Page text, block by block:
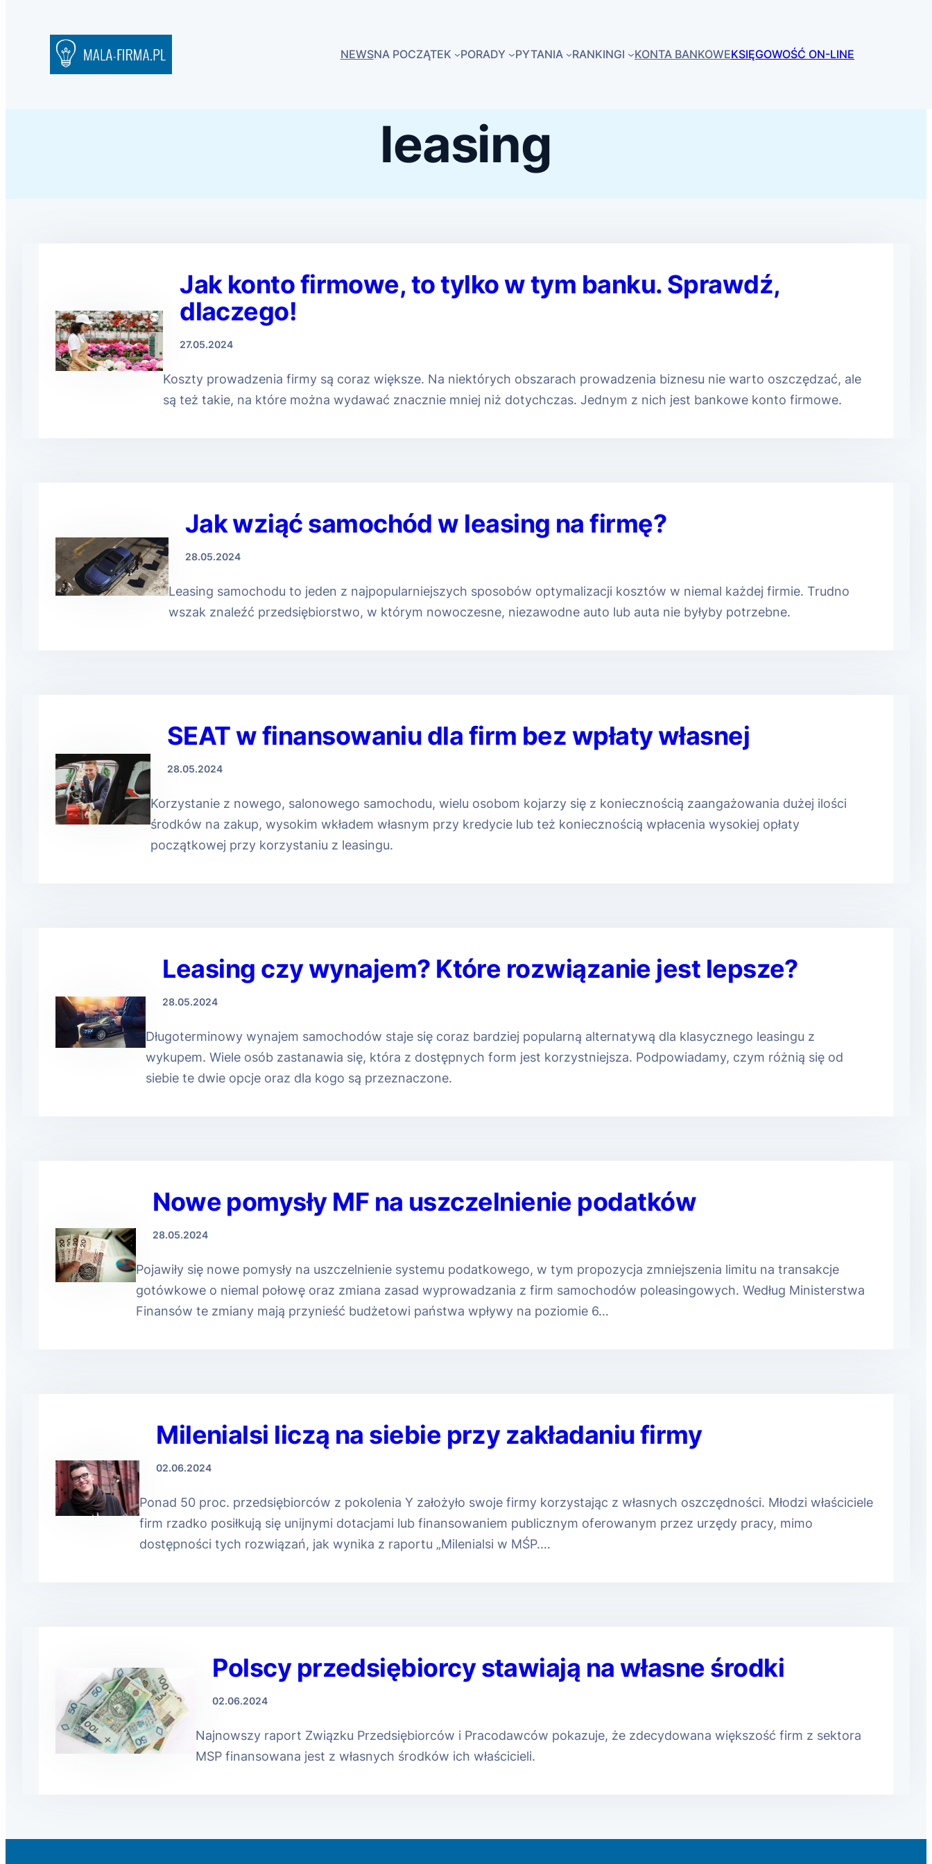
NEWSNA POCZĄTEK PORADY PYTANIA RANKINGI KONTA BANKOWEKSIĘGOWOŚĆ ON-LINE
leasing
Jak konto firmowe, to tylko w tym banku. Sprawdź,
dlaczego!
27.05.2024
Koszty prowadzenia firmy są coraz większe. Na niektórych obszarach prowadzenia biznesu nie warto oszczędzać, ale
są też takie, na które można wydawać znacznie mniej niż dotychczas. Jednym z nich jest bankowe konto firmowe.
Jak wziąć samochód w leasing na firmę?
28.05.2024
Leasing samochodu to jeden z najpopularniejszych sposobów optymalizacji kosztów w niemal każdej firmie. Trudno
wszak znaleźć przedsiębiorstwo, w którym nowoczesne, niezawodne auto lub auta nie byłyby potrzebne.
SEAT w finansowaniu dla firm bez wpłaty własnej
28.05.2024
Korzystanie z nowego, salonowego samochodu, wielu osobom kojarzy się z koniecznością zaangażowania dużej ilości
środków na zakup, wysokim wkładem własnym przy kredycie lub też koniecznością wpłacenia wysokiej opłaty
początkowej przy korzystaniu z leasingu.
Leasing czy wynajem? Które rozwiązanie jest lepsze?
28.05.2024
Długoterminowy wynajem samochodów staje się coraz bardziej popularną alternatywą dla klasycznego leasingu z
wykupem. Wiele osób zastanawia się, która z dostępnych form jest korzystniejsza. Podpowiadamy, czym różnią się od
siebie te dwie opcje oraz dla kogo są przeznaczone.
Nowe pomysły MF na uszczelnienie podatków
28.05.2024
Pojawiły się nowe pomysły na uszczelnienie systemu podatkowego, w tym propozycja zmniejszenia limitu na transakcje
gotówkowe o niemal połowę oraz zmiana zasad wyprowadzania z firm samochodów poleasingowych. Według Ministerstwa
Finansów te zmiany mają przynieść budżetowi państwa wpływy na poziomie 6…
Milenialsi liczą na siebie przy zakładaniu firmy
02.06.2024
Ponad 50 proc. przedsiębiorców z pokolenia Y założyło swoje firmy korzystając z własnych oszczędności. Młodzi właściciele
firm rzadko posiłkują się unijnymi dotacjami lub finansowaniem publicznym oferowanym przez urzędy pracy, mimo
dostępności tych rozwiązań, jak wynika z raportu „Milenialsi w MŚP.…
Polscy przedsiębiorcy stawiają na własne środki
02.06.2024
Najnowszy raport Związku Przedsiębiorców i Pracodawców pokazuje, że zdecydowana większość firm z sektora
MSP finansowana jest z własnych środków ich właścicieli.